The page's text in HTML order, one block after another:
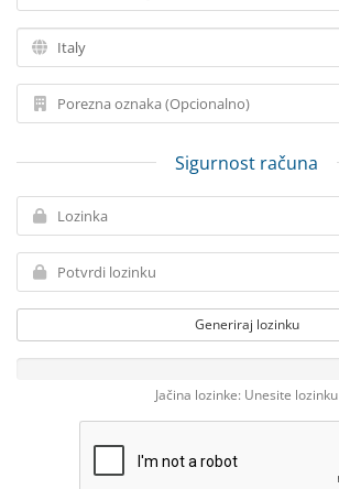
Sigurnost računa
Generiraj lozinku
Jačina lozinke: Unesite lozinku